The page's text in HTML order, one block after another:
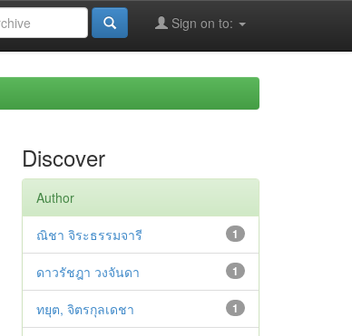
Sign on to:
Discover
Author
1
ณิชา จิระธรรมจารี
1
ดาวรัชฎา วงจันดา
1
ทยุต, จิตรกุลเดชา